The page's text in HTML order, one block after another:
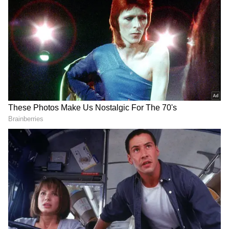
DOWNLOAD APP
தமிழ் சினிமா(Tamil Cinema News), டிவி
நிகழ்ச்சிகள்(Tamil TV Shows),
செலிபிரிட்டி செய்திகள் மற்றும்
சமீபத்திய அப்டேட்களுக்காக ஏஷ்யாநெட்
தமிழ் நியூஸின் பொழுதுபோக்கு பிரிவை